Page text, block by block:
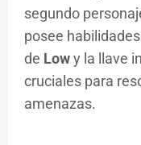
segundo
posee
de Lowy la llave
cruciales para
amenazas.